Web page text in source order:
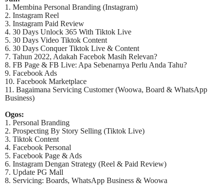
1. Membina Personal Branding (Instagram)
2. Instagram Reel
3. Instagram Paid Review
4. 30 Days Unlock 365 With Tiktok Live
5. 30 Days Video Tiktok Content
6. 30 Days Conquer Tiktok Live & Content
7. Tahun 2022, Adakah Facebok Masih Relevan?
8. FB Page & FB Live: Apa Sebenarnya Perlu Anda Tahu?
9. Facebook Ads
10. Facebook Marketplace
11. Bagaimana Servicing Customer (Woowa, Board & WhatsApp
Business)
Ogos:
1. Personal Branding
2. Prospecting By Story Selling (Tiktok Live)
3. Tiktok Content
4. Facebook Personal
5. Facebook Page & Ads
6. Instagram Dengan Strategy (Reel & Paid Review)
7. Update PG Mall
8. Servicing: Boards, WhatsApp Business & Woowa